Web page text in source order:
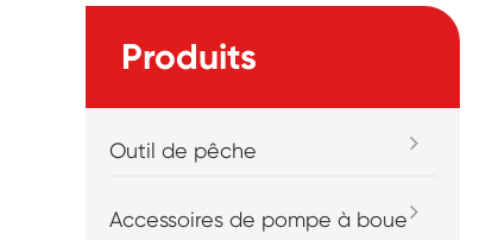
Produits
Outil de pêche
Accessoires de pompe à boue